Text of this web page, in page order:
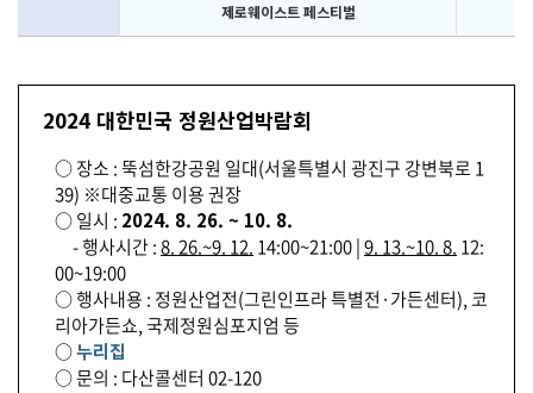
제로웨이스트 페스티벌
2024 대한민국 정원산업박람회
○ 장소 : 뚝섬한강공원 일대(서울특별시 광진구 강변북로 1
39) ※대중교통 이용 권장
○ 일시 : 2024. 8. 26. ~ 10. 8.
- 행사시간 :8. 26.~9. 12. 14:00~21:00 |9. 13.~10. 8. 12:
00~19:00
○ 행사내용 : 정원산업전(그린인프라 특별전·가든센터), 코
리아가든쇼, 국제정원심포지엄 등
○누리집
○ 문의 : 다산콜센터 02-120